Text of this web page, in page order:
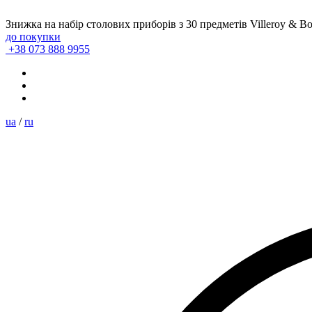
Знижка на набір столових приборів з 30 предметів Villeroy &
до покупки
+38 073 888 9955
ua / ru